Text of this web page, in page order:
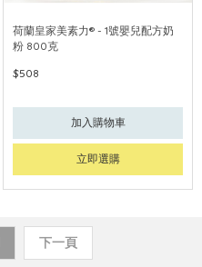
荷蘭皇家美素力® - 1號嬰兒配方奶
粉 800克
$508
加入購物車
立即選購
下一頁